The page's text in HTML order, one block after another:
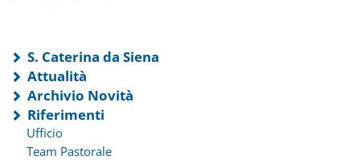
S. Caterina da Siena
Attualità
Archivio Novità
Riferimenti
Ufficio
Team Pastorale